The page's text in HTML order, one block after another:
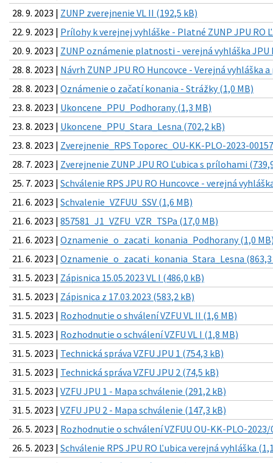
28. 9. 2023 | ZUNP zverejnenie VL II (192,5 kB)
22. 9. 2023 | Prílohy k verejnej vyhláške - Platné ZUNP JPU RO
20. 9. 2023 | ZUNP oznámenie platnosti - verejná vyhláška JPU
28. 8. 2023 | Návrh ZUNP JPU RO Huncovce - Verejná vyhláška
28. 8. 2023 | Oznámenie o začatí konania - Strážky (1,0 MB)
23. 8. 2023 | Ukoncene_PPU_Podhorany (1,3 MB)
23. 8. 2023 | Ukoncene_PPU_Stara_Lesna (702,2 kB)
23. 8. 2023 | Zverejnenie_RPS Toporec_OU-KK-PLO-2023-
28. 7. 2023 | Zverejnenie ZUNP JPU RO Ľubica s prílohami
25. 7. 2023 | Schválenie RPS JPU RO Huncovce - verejná
21. 6. 2023 | Schvalenie_VZFUU_SSV (1,6 MB)
21. 6. 2023 | 857581_J1_VZFU_VZR_TSPa (17,0 MB)
21. 6. 2023 | Oznamenie_o_zacati_konania_Podhorany (1,0
21. 6. 2023 | Oznamenie_o_zacati_konania_Stara_Lesna
31. 5. 2023 | Zápisnica 15.05.2023 VL I (486,0 kB)
31. 5. 2023 | Zápisnica z 17.03.2023 (583,2 kB)
31. 5. 2023 | Rozhodnutie o shválení VZFU VL II (1,6 MB)
31. 5. 2023 | Rozhodnutie o schválení VZFU VL I (1,8 MB)
31. 5. 2023 | Technická správa VZFU JPU 1 (754,3 kB)
31. 5. 2023 | Technická správa VZFU JPU 2 (74,5 kB)
31. 5. 2023 | VZFU JPU 1 - Mapa schválenie (291,2 kB)
31. 5. 2023 | VZFU JPU 2 - Mapa schválenie (147,3 kB)
26. 5. 2023 | Rozhodnutie o schválení VZFUU OU-KK-PLO-
26. 5. 2023 | Schválenie RPS JPU RO Ľubica verejná vyhláška